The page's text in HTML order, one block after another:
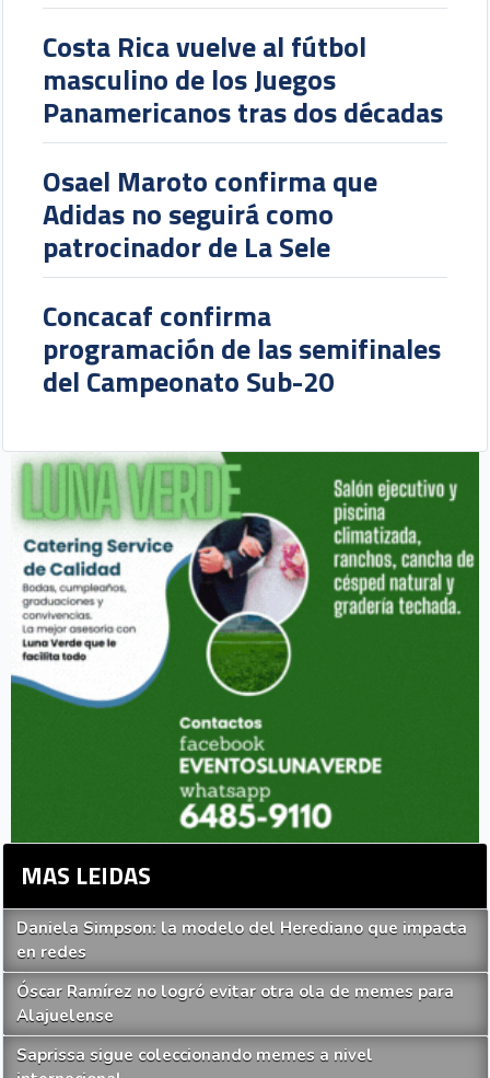
Costa Rica vuelve al fútbol
masculino de los Juegos
Panamericanos tras dos décadas
Osael Maroto confirma que
Adidas no seguirá como
patrocinador de La Sele
Concacaf confirma
programación de las semifinales
del Campeonato Sub-20
MAS LEIDAS
Daniela Simpson: la modelo del Herediano que impacta
en redes
Óscar Ramírez no logró evitar otra ola de memes para
Alajuelense
Saprissa sigue coleccionando memes a nivel